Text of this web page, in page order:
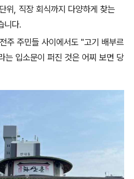
위, 직장 회식까지 다양하게 찾는
니다.
주 주민들 사이에서도 "고기 배부르
는 입소문이 퍼진 것은 어찌 보면 당